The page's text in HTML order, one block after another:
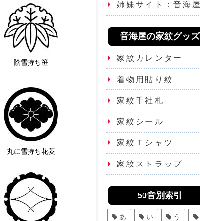
陰雪持ち笹
丸に雪持ち花菱
姉妹サイト：音海屋
音海屋の家紋グッズ
家紋カレンダー
着物用貼り紋
家紋千社札
家紋シール
家紋Ｔシャツ
家紋ストラップ
50音別索引
あ い う